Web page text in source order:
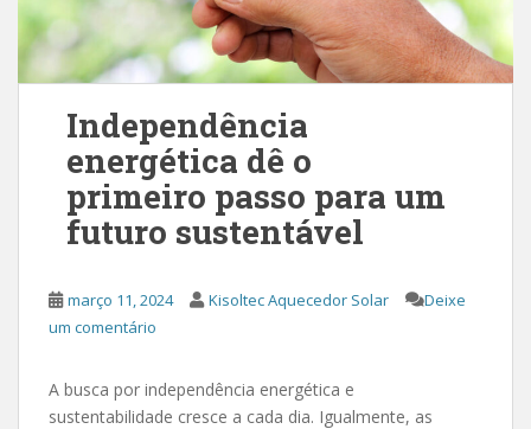
Independência
energética dê o
primeiro passo para um
futuro sustentável
março 11, 2024 Kisoltec Aquecedor Solar
Deixe
um comentário
A busca por independência energética e
sustentabilidade cresce a cada dia. Igualmente, as